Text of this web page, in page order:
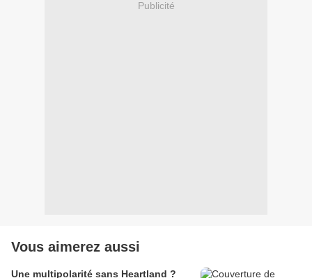
Publicité
Vous aimerez aussi
Une multipolarité sans Heartland ?